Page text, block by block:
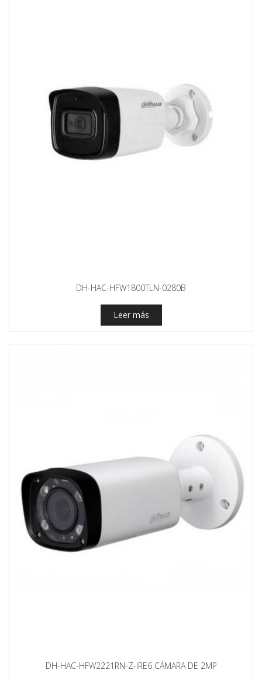
DH-HAC-HFW1800TLN-0280B
Leer más
DH-HAC-HFW2221RN-Z-IRE6 CÁMARA DE 2MP